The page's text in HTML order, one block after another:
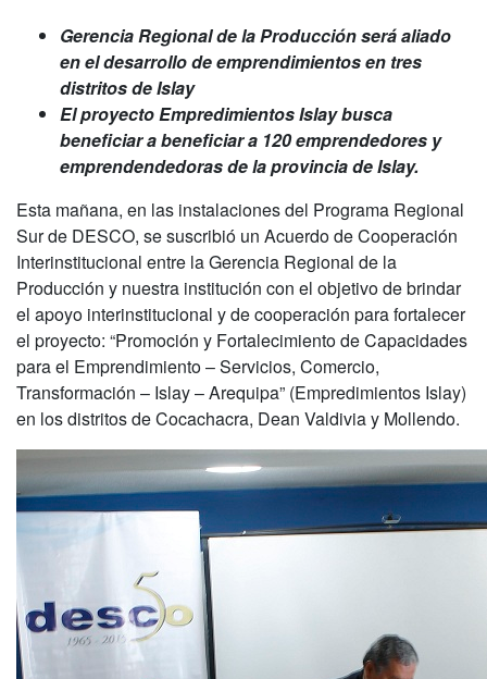
Gerencia Regional de la Producción será aliado
en el desarrollo de emprendimientos en tres
distritos de Islay
El proyecto Empredimientos Islay busca
beneficiar a beneficiar a 120 emprendedores y
emprendendedoras de la provincia de Islay.
Esta mañana, en las instalaciones del Programa Regional
Sur de DESCO, se suscribió un Acuerdo de Cooperación
Interinstitucional entre la Gerencia Regional de la
Producción y nuestra institución con el objetivo de brindar
el apoyo interinstitucional y de cooperación para fortalecer
el proyecto: “Promoción y Fortalecimiento de Capacidades
para el Emprendimiento – Servicios, Comercio,
Transformación – Islay – Arequipa” (Empredimientos Islay)
en los distritos de Cocachacra, Dean Valdivia y Mollendo.